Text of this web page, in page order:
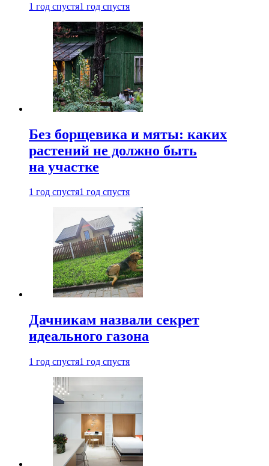
1 год спустя1 год спустя
Без борщевика и мяты: каких
растений не должно быть
на участке
1 год спустя1 год спустя
Дачникам назвали секрет
идеального газона
1 год спустя1 год спустя